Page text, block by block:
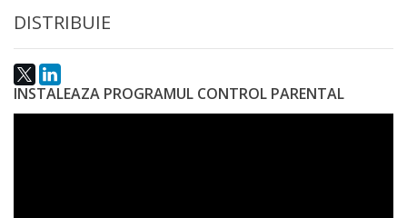
Acte
interne
DISTRIBUIE
INSTALEAZA PROGRAMUL CONTROL PARENTAL